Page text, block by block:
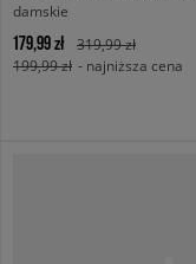
damskie
179,99 zł
319,99 zł
199,99 zł - najniższa cena